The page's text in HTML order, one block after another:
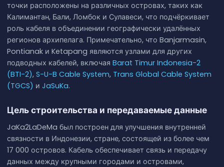
точки расположены на различных островах, таких как
Калимантан, Бали, Ломбок и Сулавеси, что подчёркивает
роль кабеля в объединении географически удалённых
регионов архипелага. Примечательно, что Banjarmasin,
Pontianak и Ketapang являются узлами для других
подводных кабелей, включая Barat Timur Indonesia-2
(BTI-2), S-U-B Cable System, Trans Global Cable System
(TGCS) и JaSuKa.
Цель строительства и передаваемые данные
JaKa2LaDeMa был построен для улучшения внутренней
связности в Индонезии, стране, состоящей из более чем
17 000 островов. Кабель обеспечивает связь и передачу
данных между крупными городами и островами,